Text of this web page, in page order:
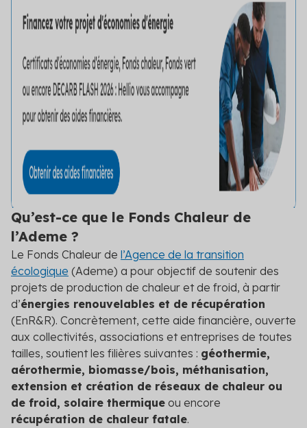
Simulateur Hellio : rejoignez la
plateforme
Découvrez les primes auxquelles vous pouvez
prétendre
Voir toutes les solutions
Voir toutes les solutions
Solutions par secteur
Agriculture
Copropriété
Industrie
Logement social
Particuliers
Professionnels du bâtiment
Secteur public
Tertiaire
Transport
Qu’est-ce que le Fonds Chaleur de
l’Ademe ?
Le Fonds Chaleur de l’Agence de la transition
écologique (Ademe) a pour objectif de soutenir des
projets de production de chaleur et de froid, à partir
d’énergies renouvelables et de récupération
(EnR&R). Concrètement, cette aide financière, ouverte
aux collectivités, associations et entreprises de toutes
tailles, soutient les filières suivantes : géothermie,
aérothermie, biomasse/bois, méthanisation,
extension et création de réseaux de chaleur ou
de froid, solaire thermique ou encore
récupération de chaleur fatale.